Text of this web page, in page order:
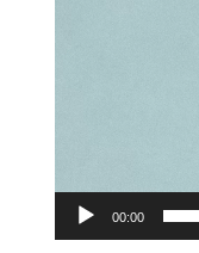
00:00